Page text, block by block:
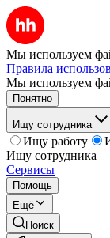
Мы используем
Правила
Мы используем
Понятно
Ищу сотрудника
Ищу работу
Ищу сотрудника
Сервисы
Помощь
Ещё
Поиск